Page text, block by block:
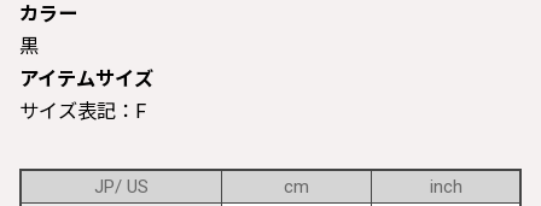
カラー
黒
アイテムサイズ
サイズ表記：F
JP/ US cm
inch